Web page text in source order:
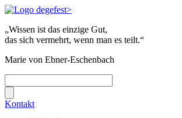
„Wissen ist das einzige Gut,
das sich vermehrt, wenn man es teilt.“
Marie von Ebner-Eschenbach
Kontakt